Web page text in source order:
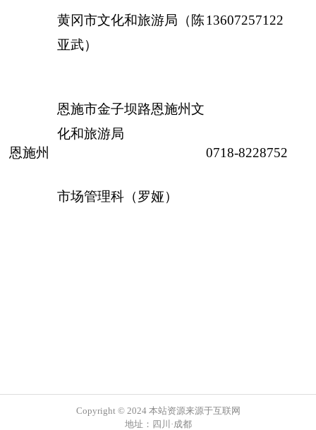
黄冈市文化和旅游局（陈
亚武）
13607257122
恩施州
恩施市金子坝路恩施州文
化和旅游局
市场管理科（罗娅）
0718-8228752
Copyright © 2024 本站资源来源于互联网
地址：四川·成都